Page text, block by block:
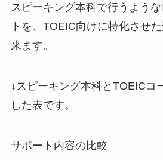
スピーキング本科で行うよう
トを、TOEIC向けに特化させ
来ます。
↓スピーキング本科とTOEICコ
した表です。
サポート内容の比較